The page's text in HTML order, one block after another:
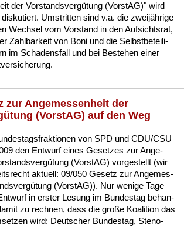
der Vor­stands­vergütung (Vors­tAG)" wird
Um­strit­ten sind v.a. die zweijähri­ge
Wech­sel vom Vor­stand in den Auf­sichts­rat,
Zahl­bar­keit von Bo­ni und die Selbst­be­tei­li­
im Scha­dens­fall und bei Be­ste­hen ei­ner
zur Angemessenheit der
(VorstAG) auf den Weg
von SPD und CDU/CSU
den Ent­wurf ei­nes Ge­set­zes zur An­ge­
(Vors­tAG) vor­ge­stellt (wir
ak­tu­ell: 09/050 Ge­setz zur An­ge­mes­
(Vors­tAG)). Nur we­ni­ge Ta­ge
in ers­ter Le­sung im Bun­des­tag be­han­
zu rech­nen, dass die große Ko­ali­ti­on das
wird: Deut­scher Bun­des­tag, Ste­no­